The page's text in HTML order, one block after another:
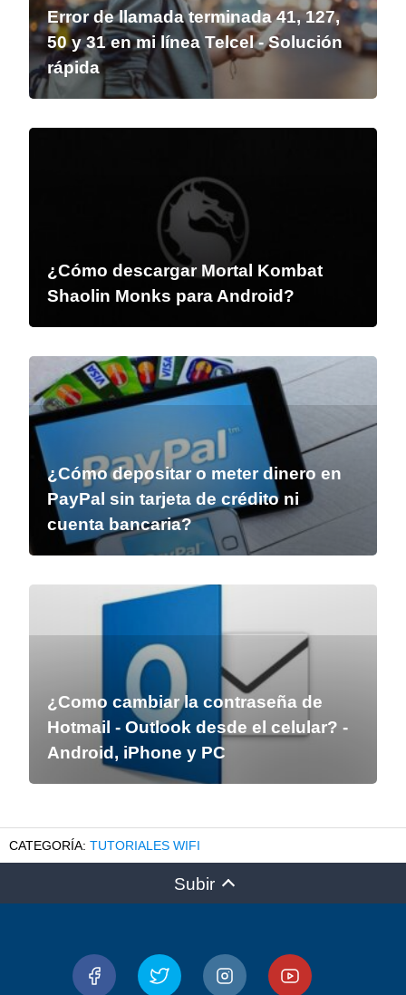
Error de llamada terminada 41, 127,
50 y 31 en mi línea Telcel - Solución
rápida
¿Cómo descargar Mortal Kombat
Shaolin Monks para Android?
¿Cómo depositar o meter dinero en
PayPal sin tarjeta de crédito ni
cuenta bancaria?
¿Como cambiar la contraseña de
Hotmail - Outlook desde el celular? -
Android, iPhone y PC
TUTORIALES WIFI
Subir